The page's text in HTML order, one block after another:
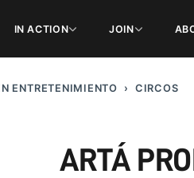
IN ACTION JOIN
ENTRETENIMIENTO CIRCOS
ARTÁ